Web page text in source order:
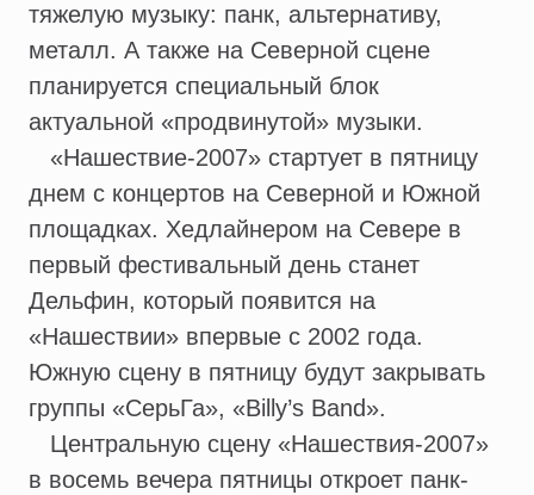
тяжелую музыку: панк, альтернативу,
металл. А также на Северной сцене
планируется специальный блок
актуальной «продвинутой» музыки.
«Нашествие-2007» стартует в пятницу
днем с концертов на Северной и Южной
площадках. Хедлайнером на Севере в
первый фестивальный день станет
Дельфин, который появится на
«Нашествии» впервые с 2002 года.
Южную сцену в пятницу будут закрывать
группы «СерьГа», «Billy’s Band».
Центральную сцену «Нашествия-2007»
в восемь вечера пятницы откроет панк-